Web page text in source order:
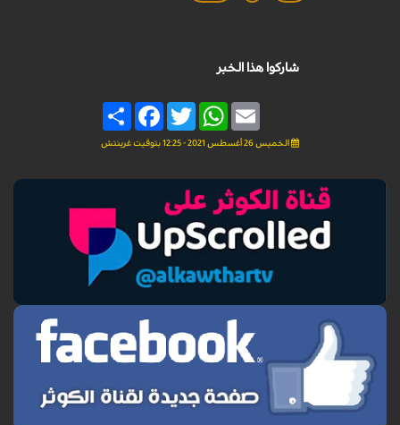
شاركوا هذا الخبر
Share
FacebookTwitter
WhatsAppEmail
الخميس 26 أغسطس 2021 - 12:25 بتوقيت غرينتش